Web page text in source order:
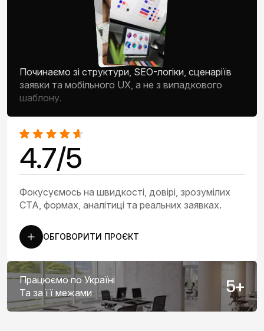
Починаємо зі структури, SEO-логіки, сценаріїв
заявки та мобільного UX, а не з випадкового
шаблону.
4.7/5
Фокусуємось на швидкості, довірі, зрозумілих
CTA, формах, аналітиці та реальних заявках.
ОБГОВОРИТИ ПРОЄКТ
Працюємо по Україні
Та за її межами
5+